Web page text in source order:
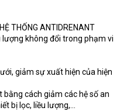
THỐNG ANTIDRENANT
không đổi trong phạm vi
giảm sự xuất hiện của hiện
bằng cách giảm các hệ số an
bị lọc, liều lượng,...